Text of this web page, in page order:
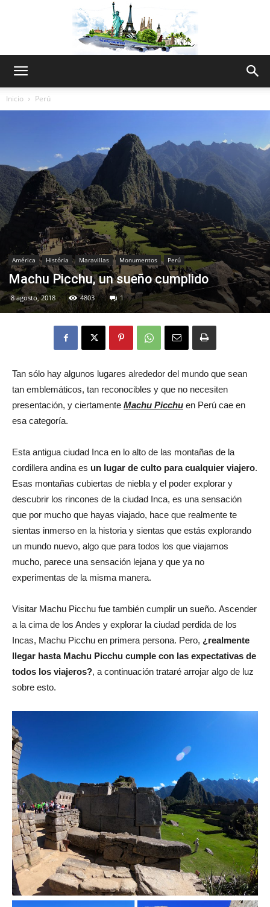
World
Thru
My
Eyes
Inicio Perú
América História Maravillas Monumentos Perú
Machu Picchu, un sueño cumplido
8 agosto, 2018 4803 1
Tan sólo hay algunos lugares alrededor del mundo que sean
tan emblemáticos, tan reconocibles y que no necesiten
presentación, y ciertamente Machu Picchu en Perú cae en
esa categoría.
Esta antigua ciudad Inca en lo alto de las montañas de la
cordillera andina es un lugar de culto para cualquier viajero.
Esas montañas cubiertas de niebla y el poder explorar y
descubrir los rincones de la ciudad Inca, es una sensación
que por mucho que hayas viajado, hace que realmente te
sientas inmerso en la historia y sientas que estás explorando
un mundo nuevo, algo que para todos los que viajamos
mucho, parece una sensación lejana y que ya no
experimentas de la misma manera.
Visitar Machu Picchu fue también cumplir un sueño. Ascender
a la cima de los Andes y explorar la ciudad perdida de los
Incas, Machu Picchu en primera persona. Pero, ¿realmente
llegar hasta Machu Picchu cumple con las expectativas de
todos los viajeros?, a continuación trataré arrojar algo de luz
sobre esto.